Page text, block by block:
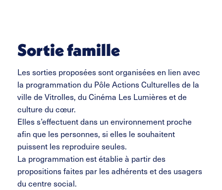
Sortie famille
Les sorties proposées sont organisées en lien avec
la programmation du Pôle Actions Culturelles de la
ville de Vitrolles, du Cinéma Les Lumières et de
culture du cœur.
Elles s’effectuent dans un environnement proche
afin que les personnes, si elles le souhaitent
puissent les reproduire seules.
La programmation est établie à partir des
propositions faites par les adhérents et des usagers
du centre social.